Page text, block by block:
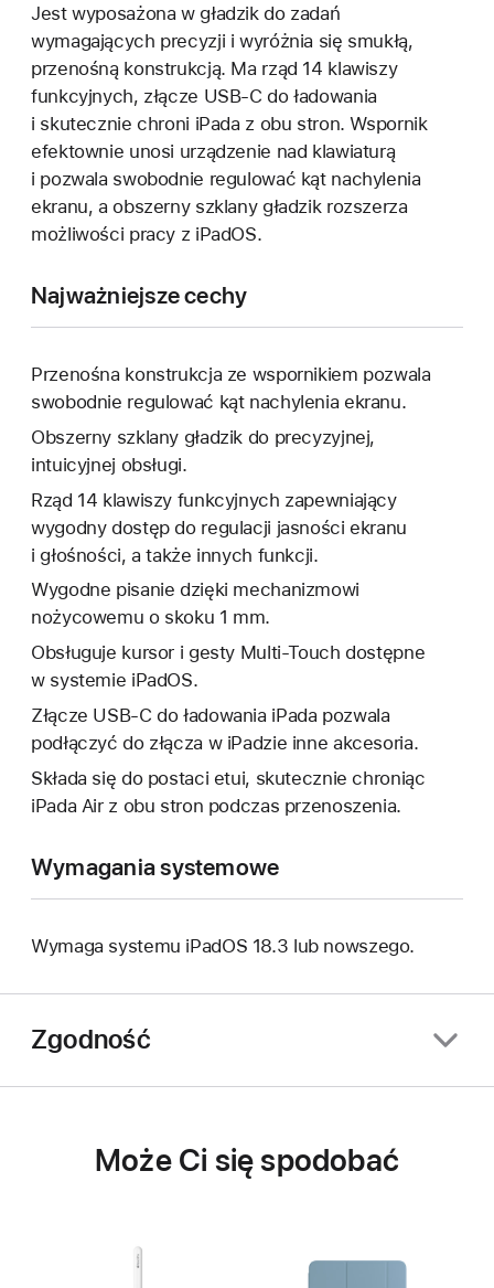
Jest wyposażona w gładzik do zadań
wymagających precyzji i wyróżnia się smukłą,
przenośną konstrukcją. Ma rząd 14 klawiszy
funkcyjnych, złącze USB‑C do ładowania
i skutecznie chroni iPada z obu stron. Wspornik
efektownie unosi urządzenie nad klawiaturą
i pozwala swobodnie regulować kąt nachylenia
ekranu, a obszerny szklany gładzik rozszerza
możliwości pracy z iPadOS.
Najważniejsze cechy
Przenośna konstrukcja ze wspornikiem pozwala
swobodnie regulować kąt nachylenia ekranu.
Obszerny szklany gładzik do precyzyjnej,
intuicyjnej obsługi.
Rząd 14 klawiszy funkcyjnych zapewniający
wygodny dostęp do regulacji jasności ekranu
i głośności, a także innych funkcji.
Wygodne pisanie dzięki mechanizmowi
nożycowemu o skoku 1 mm.
Obsługuje kursor i gesty Multi‑Touch dostępne
w systemie iPadOS.
Złącze USB‑C do ładowania iPada pozwala
podłączyć do złącza w iPadzie inne akcesoria.
Składa się do postaci etui, skutecznie chroniąc
iPada Air z obu stron podczas przenoszenia.
Wymagania systemowe
Wymaga systemu iPadOS 18.3 lub nowszego.
Zgodność
Może Ci się spodobać